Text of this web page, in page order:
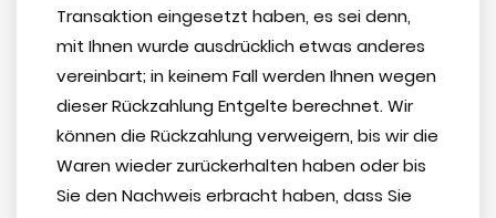
Transaktion eingesetzt haben, es sei denn,
mit Ihnen wurde ausdrücklich etwas anderes
vereinbart; in keinem Fall werden Ihnen wegen
dieser Rückzahlung Entgelte berechnet. Wir
können die Rückzahlung verweigern, bis wir die
Waren wieder zurückerhalten haben oder bis
Sie den Nachweis erbracht haben, dass Sie